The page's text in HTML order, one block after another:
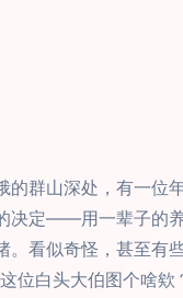
的群山深处，有一位
决定——用一辈子的养
。看似奇怪，甚至有
位白头大伯图个啥